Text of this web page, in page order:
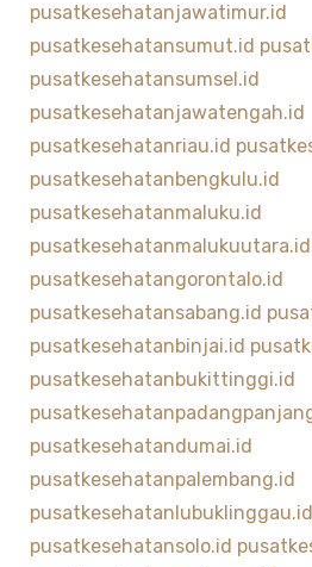
pusatkesehatanjawatimur.id
pusatkesehatansumut.id
pusatkesehatansumsel.id
pusatkesehatanjawatengah.id
pusatkesehatanriau.id
pusatkesehatanbengkulu.id
pusatkesehatanmaluku.id
pusatkesehatanmalukuutara.id
pusatkesehatangorontalo.id
pusatkesehatansabang.id
pusatkesehatanbinjai.id
pusatkesehatanbukittinggi.id
pusatkesehatandumai.id
pusatkesehatanpalembang.id
pusatkesehatanlubuklinggau.id
pusatkesehatansolo.id